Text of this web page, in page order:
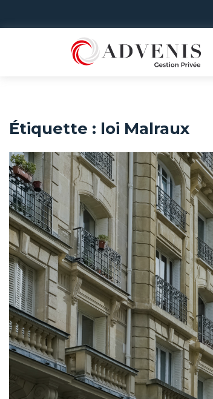
Étiquette : loi Malraux